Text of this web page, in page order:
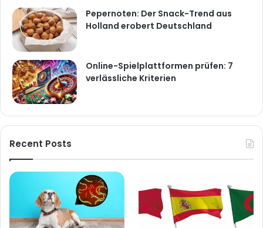
Pepernoten: Der Snack-Trend aus
Holland erobert Deutschland
Online-Spielplattformen prüfen: 7
verlässliche Kriterien
Recent Posts